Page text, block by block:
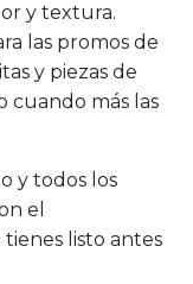
y textura.
las promos de
y piezas de
cuando más las
y todos los
el
listo antes